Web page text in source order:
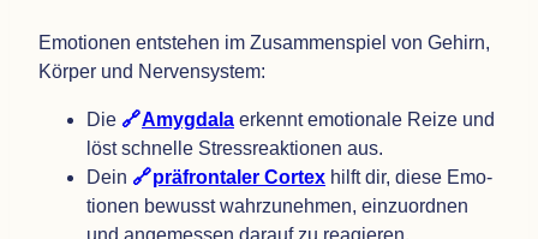
Emo­tio­nen ent­ste­hen im Zusam­men­spiel von Gehirn,
Kör­per und Nervensystem:
Die Amyg­dala erkennt emo­tio­nale Reize und
löst schnelle Stress­re­ak­tio­nen aus.
Dein
prä­fron­ta­ler Cor­tex hilft dir, diese Emo­
tio­nen bewusst wahr­zu­neh­men, ein­zu­ord­nen